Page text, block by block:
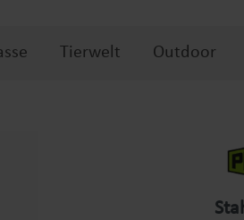
Tierwelt Outdoor